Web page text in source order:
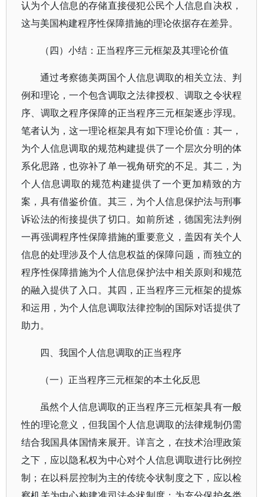
认为个人信息的存储直接侵犯公民个人信息自决权，
这与美国构建程序性保障措施的理论依据存在差异。
（四）小结：正当程序三元框架及其理论价值
通过考察德美两国个人信息调取的相关立法、判
例和理论，一个包含调取之法律授权、调取之令状程
序、调取之程序保障的正当程序三元框架逐步浮现。
笔者认为，这一理论框架具有如下理论价值：其一，
为个人信息调取的规范构建提供了一个层次分明的体
系化思路，也弥补了单一视角研究的不足。其二，为
个人信息调取的规范构建提供了一个更加精致的方
案，具有借鉴价值。其三，为个人信息保护法与刑事
诉讼法的衔接提供了切口。如前所述，德国宪法判例
一再强调程序性保障措施的重要意义，盖因有关个人
信息的处理涉及个人信息权益的保障问题，而独立的
程序性保障措施为个人信息保护法中相关原则和规范
的融入提供了入口。其四，正当程序三元框架的提炼
和运用，为个人信息调取法律控制的国际对话提供了
助力。
四、我国个人信息调取的正当程序
（一）正当程序三元框架的本土化反思
虽然个人信息调取的正当程序三元框架具有一般
性的理论意义，但我国个人信息调取的法律规制仍需
结合我国具体国情来展开。详言之，在技术治理政策
之下，应以隐私权为中心对个人信息调取进行比例控
制；在以科层控制为主的传统令状制度之下，应以检